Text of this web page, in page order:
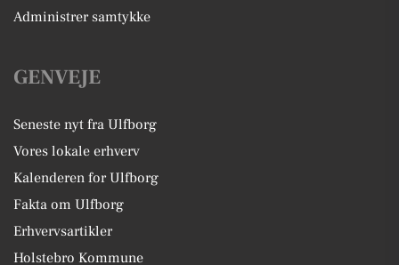
Administrer samtykke
GENVEJE
Seneste nyt fra Ulfborg
Vores lokale erhverv
Kalenderen for Ulfborg
Fakta om Ulfborg
Erhvervsartikler
Holstebro Kommune